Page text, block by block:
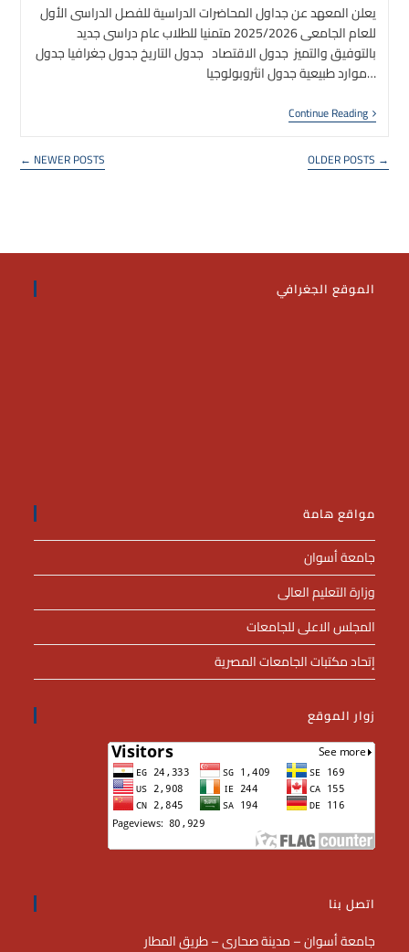
يعلن المعهد عن جداول المحاضرات الدراسية للفصل الدراسى الأول
للعام الجامعى 2025/2026 متمنيا للطلاب عام دراسى جديد
بالتوفيق والتميز جدول الاقتصاد جدول التاريخ جدول جغرافيا جدول
موارد طبيعية جدول انثروبولوجيا…
Continue Readingجداول
للفصل
الدراسى
← NEWER POSTS OLDER POSTS →
الموقع الجغرافي
مواقع هامة
جامعة أسوان
وزارة التعليم العالى
المجلس الاعلى للجامعات
إتحاد مكتبات الجامعات المصرية
زوار الموقع
اتصل بنا
جامعة أسوان – مدينة صحارى – طريق المطار